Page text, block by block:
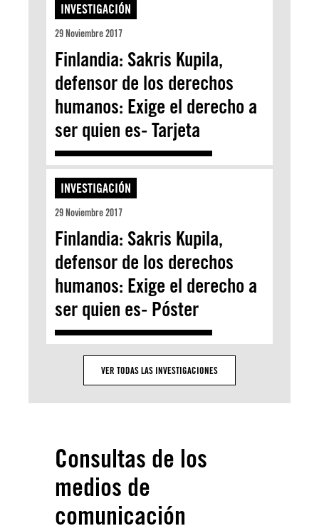
INVESTIGACIÓN
29 Noviembre 2017
Finlandia: Sakris Kupila,
defensor de los derechos
humanos: Exige el derecho a
ser quien es- Tarjeta
INVESTIGACIÓN
29 Noviembre 2017
Finlandia: Sakris Kupila,
defensor de los derechos
humanos: Exige el derecho a
ser quien es- Póster
VER TODAS LAS INVESTIGACIONES
Consultas de los
medios de
comunicación